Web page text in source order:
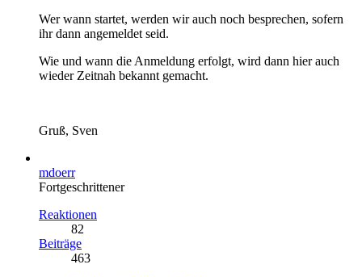
Wer wann startet, werden wir auch noch besprechen, sofern
ihr dann angemeldet seid.
Wie und wann die Anmeldung erfolgt, wird dann hier auch
wieder Zeitnah bekannt gemacht.
Gruß, Sven
mdoerr
Fortgeschrittener
Reaktionen
82
Beiträge
463